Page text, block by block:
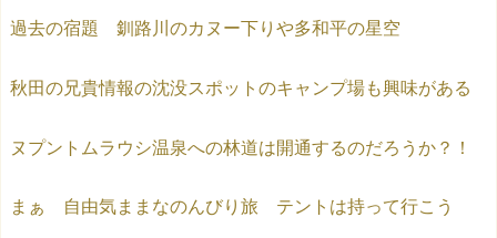
過去の宿題 釧路川のカヌー下りや多和平の星空
秋田の兄貴情報の沈没スポットのキャンプ場も興味がある
ヌプントムラウシ温泉への林道は開通するのだろうか？！
まぁ 自由気ままなのんびり旅 テントは持って行こう